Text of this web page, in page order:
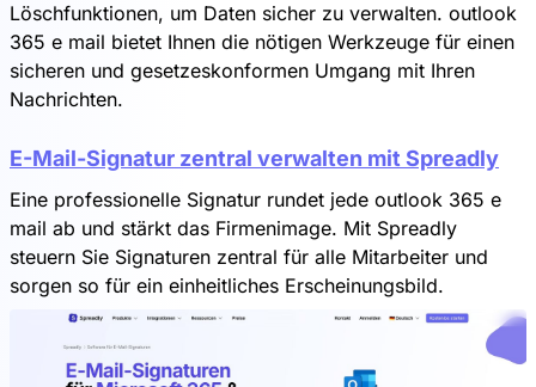
Löschfunktionen, um Daten sicher zu verwalten. outlook
365 e mail bietet Ihnen die nötigen Werkzeuge für einen
sicheren und gesetzeskonformen Umgang mit Ihren
Nachrichten.
E-Mail-Signatur zentral verwalten mit Spreadly
Eine professionelle Signatur rundet jede outlook 365 e
mail ab und stärkt das Firmenimage. Mit Spreadly
steuern Sie Signaturen zentral für alle Mitarbeiter und
sorgen so für ein einheitliches Erscheinungsbild.